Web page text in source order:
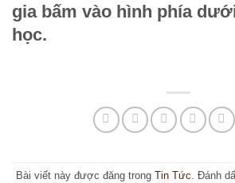
gia bấm vào hình phía
học.
Bài viết này được đăng trong Tin Tức. Đánh